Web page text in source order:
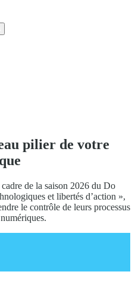
pilier de votre
de la saison 2026 du Do
et libertés d’action »,
le contrôle de leurs processus